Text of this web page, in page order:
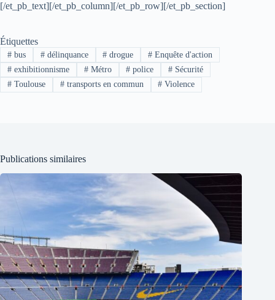
[/et_pb_text][/et_pb_column][/et_pb_row][/et_pb_section]
Étiquettes
#bus #délinquance # drogue # Enquête d'action
#exhibitionnisme #Métro # police # Sécurité
#Toulouse #transports en commun # Violence
Publications similaires